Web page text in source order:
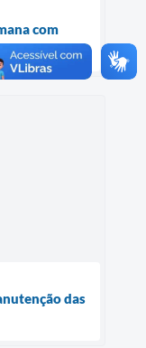
com
das